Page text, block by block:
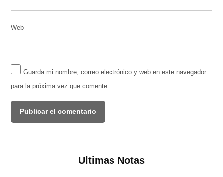
Web
Guarda mi nombre, correo electrónico y web en este navegador
para la próxima vez que comente.
Ultimas Notas